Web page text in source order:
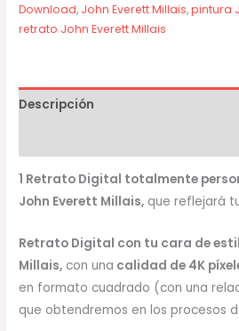
Download, John Everett Millais,pintura
retrato John Everett Millais
Descripción
1 Retrato Digital totalmente
John Everett Millais, que reflejará
Retrato Digital con tu cara de
Millais, con una calidad de 4K
en formato cuadrado (con una
que obtendremos en los procesos